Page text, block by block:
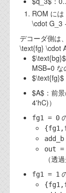
ROM に
\cdot G_3
デコーダ側は
\text{fg} \cdot
MSB=0
$\text{fg}$
$A$：前
4'hC)）
fg1 = 0
out
（透
fg1 = 1